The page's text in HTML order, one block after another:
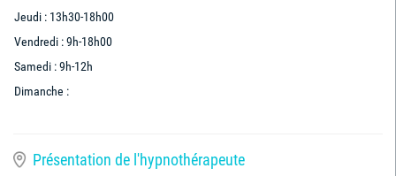
Jeudi : 13h30-18h00
Vendredi : 9h-18h00
Samedi : 9h-12h
Dimanche :
Présentation de l'hypnothérapeute